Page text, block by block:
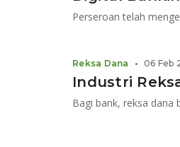
Perseroan telah
Industri
Reksa Dana • 06 Feb